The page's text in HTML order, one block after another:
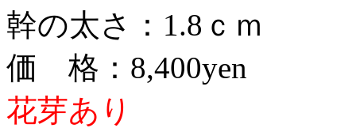
幹の太さ：1.8ｃｍ
価 格：8,400yen
花芽あり